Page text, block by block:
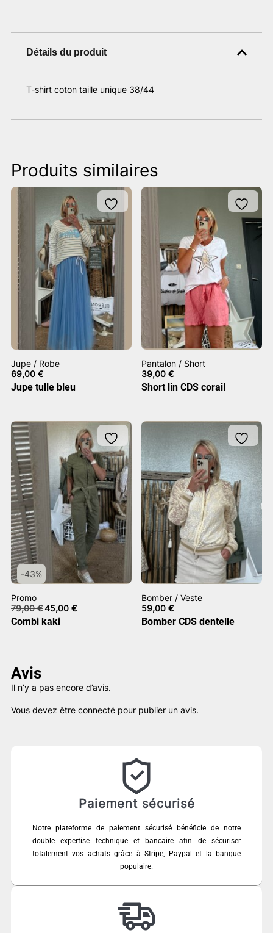
Détails du produit
T-shirt coton taille unique 38/44
Produits similaires
Jupe / Robe
69,00 €
Jupe tulle bleu
Pantalon / Short
39,00€
Short lin CDS corail
-43%
Promo
79,00€Le
prix
initial
45,00 €Le
Combi kaki
Bomber / Veste
59,00€
Bomber CDS dentelle
Avis
Il n’y a pas encore d’avis.
Vous devez être connecté pour publier un avis.
Paiement sécurisé
Notre plateforme de paiement sécurisé bénéficie de notre
double expertise technique et bancaire afin de sécuriser
totalement vos achats grâce à Stripe, Paypal et la banque
populaire.